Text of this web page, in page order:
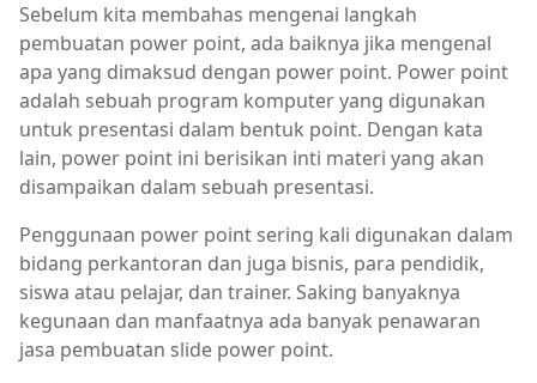
Sebelum kita membahas mengenai langkah
pembuatan power point, ada baiknya jika mengenal
apa yang dimaksud dengan power point. Power point
adalah sebuah program komputer yang digunakan
untuk presentasi dalam bentuk point. Dengan kata
lain, power point ini berisikan inti materi yang akan
disampaikan dalam sebuah presentasi.
Penggunaan power point sering kali digunakan dalam
bidang perkantoran dan juga bisnis, para pendidik,
siswa atau pelajar, dan trainer. Saking banyaknya
kegunaan dan manfaatnya ada banyak penawaran
jasa pembuatan slide power point.